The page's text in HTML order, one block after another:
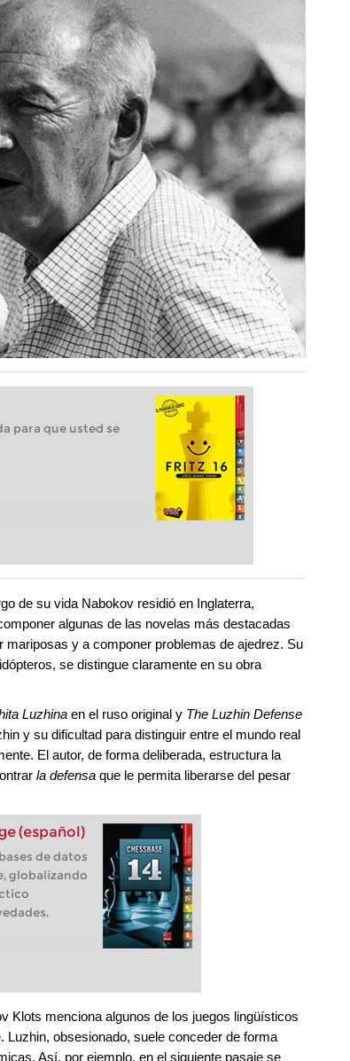
para que usted se
de su vida Nabokov residió en Inglaterra,
algunas de las novelas más destacadas
y a componer problemas de ajedrez. Su
se distingue claramente en su obra
Luzhina en el ruso original y The Luzhin Defense
y su dificultad para distinguir entre el mundo real
El autor, de forma deliberada, estructura la
la defensa que le permita liberarse del pesar
(español)
de datos
globalizando
Klots menciona algunos de los juegos lingüísticos
obsesionado, suele conceder de forma
Así, por ejemplo, en el siguiente pasaje se